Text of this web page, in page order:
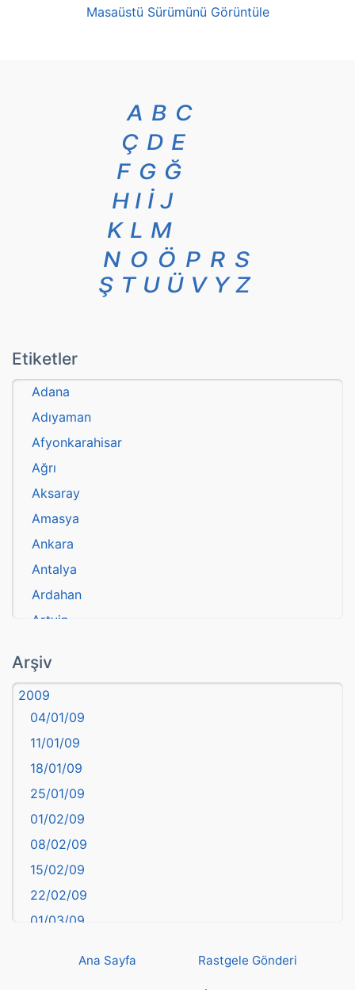
Masaüstü Sürümünü Görüntüle
A B C
Ç D E
F G Ğ
H I İ J
K L M
N O Ö P R S
Ş T U Ü V Y Z
Etiketler
Adana
Adıyaman
Afyonkarahisar
Ağrı
Aksaray
Amasya
Ankara
Antalya
Ardahan
Artvin
Aydın
Balıkesir
Bartın
başkentler
Batman
Bayburt
Bilecik
Bingöl
Bitlis
Bolu
Burdur
Arşiv
2009
04/01/09
11/01/09
18/01/09
25/01/09
01/02/09
08/02/09
15/02/09
22/02/09
01/03/09
Ana Sayfa Rastgele Gönderi